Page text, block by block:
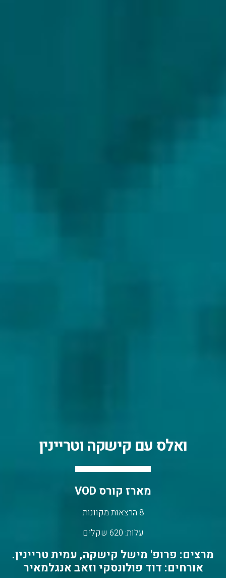
ואלס עם קישקה וטריינין
מארז קורס VOD
8 הרצאות מקוונות
עלות: 620 שקלים
מרצים: פרופ' מישל קישקה, עמית טריינין.
אורחים: דוד פולונסקי וזאב אנגלמאיר